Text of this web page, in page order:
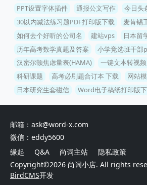
PPT设置字体插件
通报公文写作
今日头
30以内减法练习题PDF打印版下载
麦肯锡
如何去个好听的公司名
建站vps
日本留
历年高考数学真题及答案
小学竞选班干部
汉密尔顿焦虑量表(HAMA)
一键文本转视频
科研课题
高考必刷题合订本 下载
网站
日本研究生套磁信
Word电子稿纸打印版
邮箱：ask@word-x.com
微信：eddy5600
缘起
Q&A 尚词主站
隐私政策
Copyright©2026 尚词小店. All rights
BirdCMS开发